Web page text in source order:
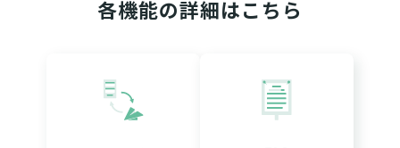
各機能の詳細はこちら